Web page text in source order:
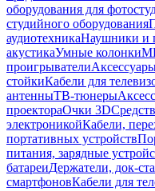
оборудования для
студийного оборудования
аудиотехникаНаушники и
акустикаУмные колонки
проигрыватели
стойкиКабели для
антенныТВ-тюнеры
проектораОчки 3D
электроникойКабели,
портативных устройств
питания, зарядные
батареиДержатели, док-
смартфоновКабели для